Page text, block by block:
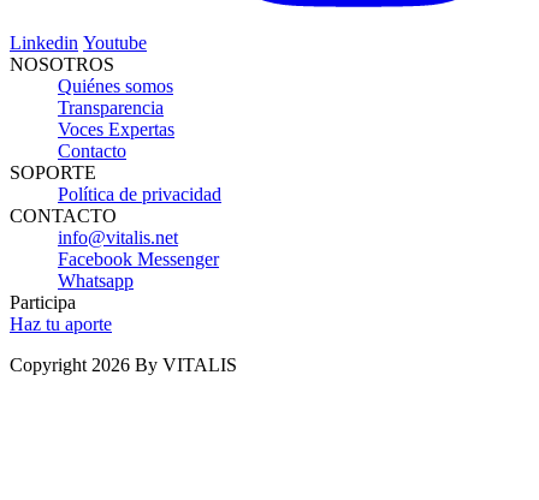
Linkedin Youtube
NOSOTROS
Quiénes somos
Transparencia
Voces Expertas
Contacto
SOPORTE
Política de privacidad
CONTACTO
info@vitalis.net
Facebook Messenger
Whatsapp
Participa
Haz tu aporte
Copyright 2026 By VITALIS